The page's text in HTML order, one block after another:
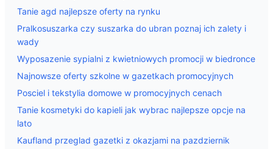
Tanie agd najlepsze oferty na rynku
Pralkosuszarka czy suszarka do ubran poznaj ich zalety i
wady
Wyposazenie sypialni z kwietniowych promocji w biedronce
Najnowsze oferty szkolne w gazetkach promocyjnych
Posciel i tekstylia domowe w promocyjnych cenach
Tanie kosmetyki do kapieli jak wybrac najlepsze opcje na
lato
Kaufland przeglad gazetki z okazjami na pazdziernik